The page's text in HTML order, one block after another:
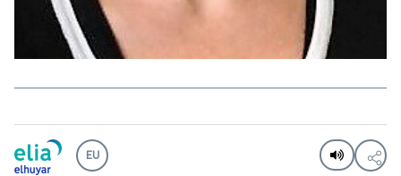
EU